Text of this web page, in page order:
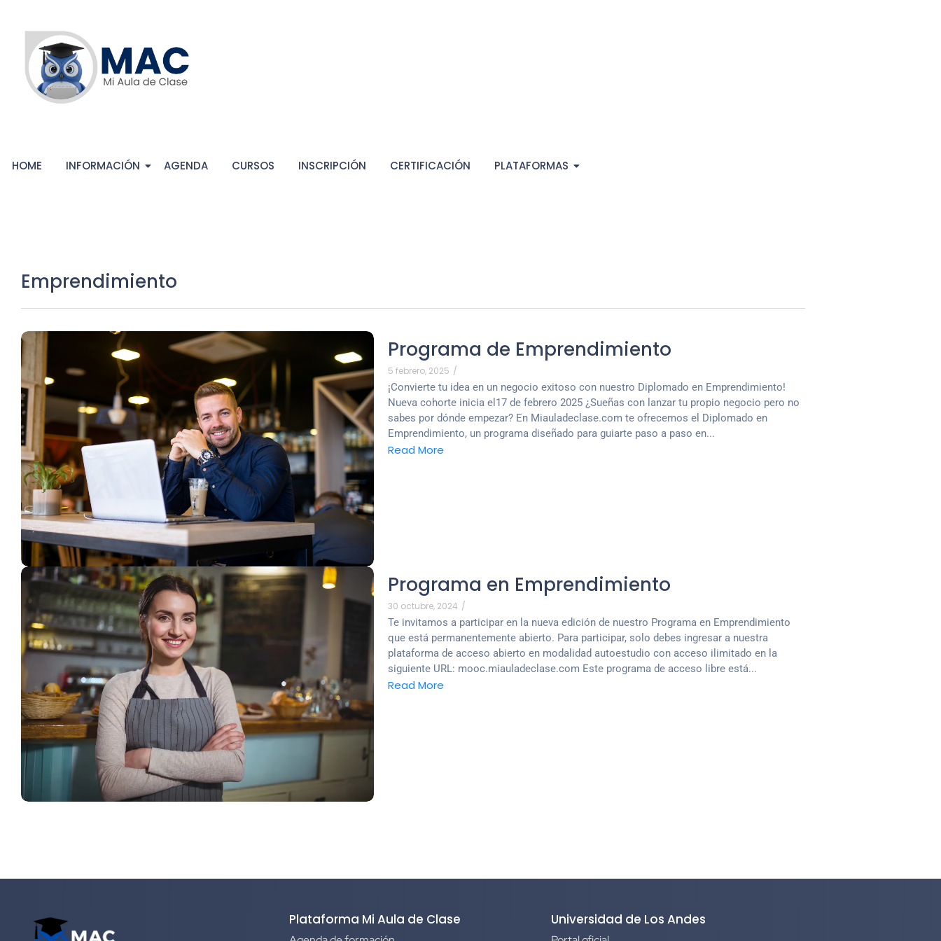
HOME INFORMACIÓN AGENDA CURSOS INSCRIPCIÓN CERTIFICACIÓN PLATAFORMAS
Emprendimiento
Programa de Emprendimiento
5 febrero, 2025 /
¡Convierte tu idea en un negocio exitoso con nuestro Diplomado en Emprendimiento!
Nueva cohorte inicia el17 de febrero 2025 ¿Sueñas con lanzar tu propio negocio pero no
sabes por dónde empezar? En Miauladeclase.com te ofrecemos el Diplomado en
Emprendimiento, un programa diseñado para guiarte paso a paso en...
Read More
Programa en Emprendimiento
30 octubre, 2024 /
Te invitamos a participar en la nueva edición de nuestro Programa en Emprendimiento
que está permanentemente abierto. Para participar, solo debes ingresar a nuestra
plataforma de acceso abierto en modalidad autoestudio con acceso ilimitado en la
siguiente URL: mooc.miauladeclase.com Este programa de acceso libre está...
Read More
Plataforma Mi Aula de Clase Universidad de Los Andes